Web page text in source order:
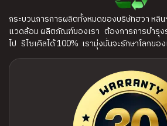
กระบวนการการผลิตทั้งหมดของบริษัทฮวา ห
แวดล้อม ผลิตภัณฑ์ของเรา ต้องการการบำรุง
ไป รีไซเคิลได้ 100% เรามุ่งมั่นจะรักษาโลกขอ